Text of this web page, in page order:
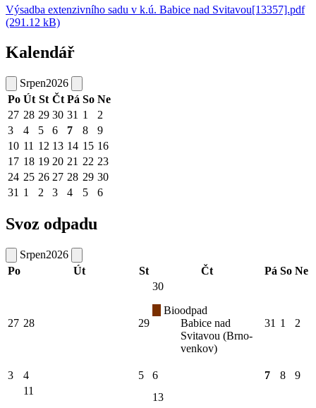
Výsadba extenzivního sadu v k.ú. Babice nad Svitavou[13357].pdf
(291.12 kB)
Kalendář
Srpen2026
Po Út St Čt Pá So Ne
27 28 29 30 31 1
2
3
4 5 6 7 8
9
10 11 12 13 14 15 16
17 18 19 20 21 22 23
24 25 26 27 28 29 30
31 1 2 3 4 5 6
Svoz odpadu
Srpen2026
Po
Út St Čt Pá So Ne
27 28 29
30
Bioodpad
Babice nad
Svitavou (Brno-
venkov)
31 1 2
3 4 5 6 7 8 9
11
13